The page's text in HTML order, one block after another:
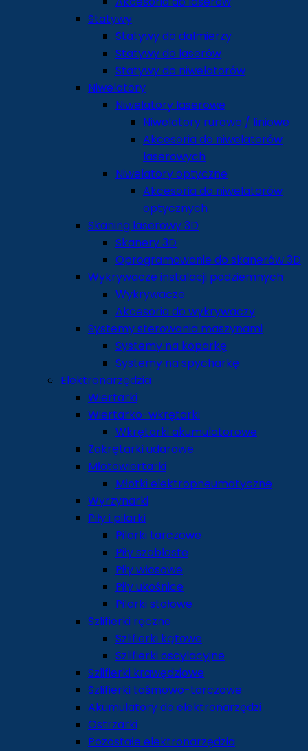
Statywy
Statywy do dalmierzy
Statywy do laserów
Statywy do niwelatorów
Niwelatory
Niwelatory laserowe
Niwelatory rurowe / liniowe
Akcesoria do niwelatorów
laserowych
Niwelatory optyczne
Akcesoria do niwelatorów
optycznych
Skaning laserowy 3D
Skanery 3D
Oprogramowanie do skanerów 3D
Wykrywacze instalacji podziemnych
Wykrywacze
Akcesoria do wykrywaczy
Systemy sterowania maszynami
Systemy na koparkę
Systemy na spycharkę
Elektronarzędzia
Wiertarki
Wiertarko-wkrętarki
Wkrętarki akumulatorowe
Zakrętarki udarowe
Młotowiertarki
Młotki elektropneumatyczne
Wyrzynarki
Piły i pilarki
Pilarki tarczowe
Piły szablaste
Piły włosowe
Piły ukośnice
Pilarki stołowe
Szlifierki ręczne
Szlifierki kątowe
Szlifierki oscylacyjne
Szlifierki krawędziowe
Szlifierki taśmowo-tarczowe
Akumulatory do elektronarzędzi
Ostrzarki
Pozostałe elektronarzędzia